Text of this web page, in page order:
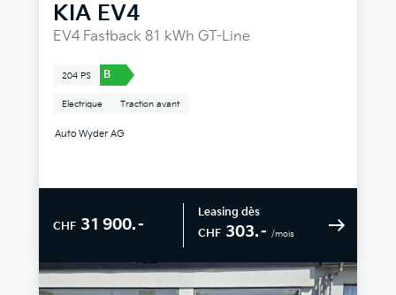
KIA EV4
EV4 Fastback 81 kWh GT-Line
204 PS B
Electrique Traction avant
Auto Wyder AG
CHF 31 900.–
Leasing dès
CHF 303.– /mois